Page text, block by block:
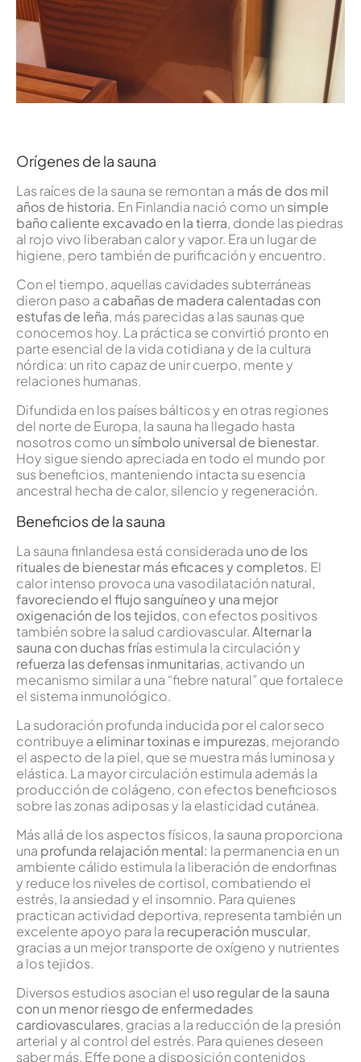
Orígenes de la sauna
Las raíces de la sauna se remontan a más de dos mil
años de historia. En Finlandia nació como un simple
baño caliente excavado en la tierra, donde las piedras
al rojo vivo liberaban calor y vapor. Era un lugar de
higiene, pero también de purificación y encuentro.
Con el tiempo, aquellas cavidades subterráneas
dieron paso a cabañas de madera calentadas con
estufas de leña, más parecidas a las saunas que
conocemos hoy. La práctica se convirtió pronto en
parte esencial de la vida cotidiana y de la cultura
nórdica: un rito capaz de unir cuerpo, mente y
relaciones humanas.
Difundida en los países bálticos y en otras regiones
del norte de Europa, la sauna ha llegado hasta
nosotros como un símbolo universal de bienestar.
Hoy sigue siendo apreciada en todo el mundo por
sus beneficios, manteniendo intacta su esencia
ancestral hecha de calor, silencio y regeneración.
Beneficios de la sauna
La sauna finlandesa está considerada uno de los
rituales de bienestar más eficaces y completos. El
calor intenso provoca una vasodilatación natural,
favoreciendo el flujo sanguíneo y una mejor
oxigenación de los tejidos, con efectos positivos
también sobre la salud cardiovascular.Alternar la
sauna con duchas fríasestimula la circulación y
refuerza las defensas inmunitarias, activando un
mecanismo similar a una “fiebre natural” que fortalece
el sistema inmunológico.
La sudoración profunda inducida por el calor seco
contribuye a eliminar toxinas e impurezas, mejorando
el aspecto de la piel, que se muestra más luminosa y
elástica. La mayor circulación estimula además la
producción de colágeno, con efectos beneficiosos
sobre las zonas adiposas y la elasticidad cutánea.
Más allá de los aspectos físicos, la sauna proporciona
una profunda relajación mental: la permanencia en un
ambiente cálido estimula la liberación de endorfinas
y reduce los niveles de cortisol, combatiendo el
estrés, la ansiedad y el insomnio. Para quienes
practican actividad deportiva, representa también un
excelente apoyo para la recuperación muscular,
gracias a un mejor transporte de oxígeno y nutrientes
a los tejidos.
Diversos estudios asocian el uso regular de la sauna
con un menor riesgo de enfermedades
cardiovasculares, gracias a la reducción de la presión
arterial y al control del estrés. Para quienes deseen
saber más, Effe pone a disposición contenidos